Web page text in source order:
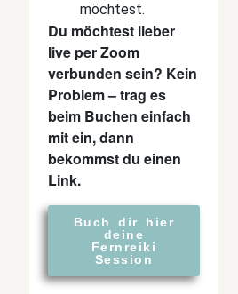
möchtest.
Du möchtest lieber
live per Zoom
verbunden sein? Kein
Problem – trag es
beim Buchen einfach
mit ein, dann
bekommst du einen
Link.
Buch dir hier
deine
Fernreiki
Session